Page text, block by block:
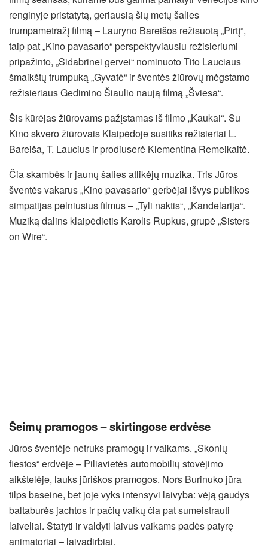
renginyje pristatytą, geriausią šių metų šalies
trumpametražį filmą – Lauryno Bareišos režisuotą „Pirtį“,
taip pat „Kino pavasario“ perspektyviausiu režisieriumi
pripažinto, „Sidabrinei gervei“ nominuoto Tito Lauciaus
šmaikštų trumpuką „Gyvatė“ ir šventės žiūrovų mėgstamo
režisieriaus Gedimino Šiaulio naują filmą „Šviesa“.
Šis kūrėjas žiūrovams pažįstamas iš filmo „Kaukai“. Su
Kino skvero žiūrovais Klaipėdoje susitiks režisieriai L.
Bareiša, T. Laucius ir prodiuserė Klementina Remeikaitė.
Čia skambės ir jaunų šalies atlikėjų muzika. Tris Jūros
šventės vakarus „Kino pavasario“ gerbėjai išvys publikos
simpatijas pelniusius filmus – „Tyli naktis“, „Kandelarija“.
Muziką dalins klaipėdietis Karolis Rupkus, grupė „Sisters
on Wire“.
Šeimų pramogos – skirtingose erdvėse
Jūros šventėje netruks pramogų ir vaikams. „Skonių
fiestos“ erdvėje – Piliavietės automobilių stovėjimo
aikštelėje, lauks jūriškos pramogos. Nors Burinuko jūra
tilps baseine, bet joje vyks intensyvi laivyba: vėją gaudys
baltaburės jachtos ir pačių vaikų čia pat sumeistrauti
laiveliai. Statyti ir valdyti laivus vaikams padės patyrę
animatoriai – laivadirbiai.